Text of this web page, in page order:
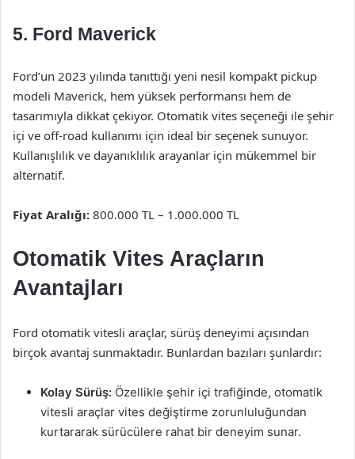
5. Ford Maverick
Ford’un 2023 yılında tanıttığı yeni nesil kompakt pickup
modeli Maverick, hem yüksek performansı hem de
tasarımıyla dikkat çekiyor. Otomatik vites seçeneği ile şehir
içi ve off-road kullanımı için ideal bir seçenek sunuyor.
Kullanışlılık ve dayanıklılık arayanlar için mükemmel bir
alternatif.
Fiyat Aralığı: 800.000 TL – 1.000.000 TL
Otomatik Vites Araçların
Avantajları
Ford otomatik vitesli araçlar, sürüş deneyimi açısından
birçok avantaj sunmaktadır. Bunlardan bazıları şunlardır:
Kolay Sürüş: Özellikle şehir içi trafiğinde, otomatik
vitesli araçlar vites değiştirme zorunluluğundan
kurtararak sürücülere rahat bir deneyim sunar.